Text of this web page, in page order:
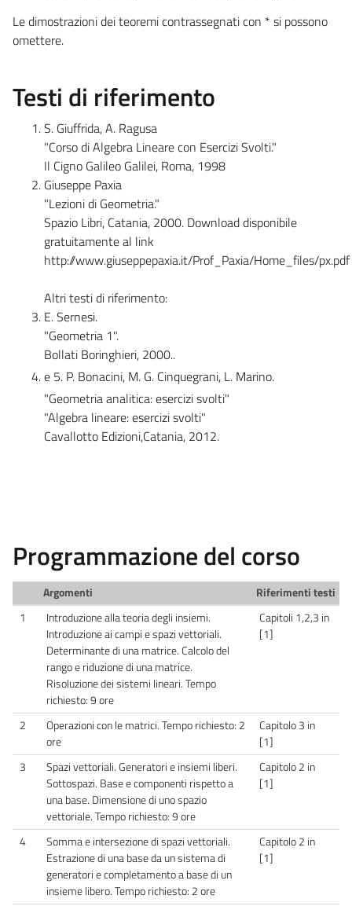
Le dimostrazioni dei teoremi contrassegnati con * si possono
omettere.
Testi di riferimento
S. Giuffrida, A. Ragusa
"Corso di Algebra Lineare con Esercizi Svolti."
Il Cigno Galileo Galilei, Roma, 1998
Giuseppe Paxia
"Lezioni di Geometria."
Spazio Libri, Catania, 2000. Download disponibile
gratuitamente al link
http://www.giuseppepaxia.it/Prof_Paxia/Home_files/px.pdf
Altri testi di riferimento:
E. Sernesi.
"Geometria 1".
Bollati Boringhieri, 2000..
e 5. P. Bonacini, M. G. Cinquegrani, L. Marino.
"Geometria analitica: esercizi svolti"
"Algebra lineare: esercizi svolti"
Cavallotto Edizioni,Catania, 2012.
Programmazione del corso
Argomenti
Riferimenti testi
1
Introduzione alla teoria degli insiemi.
Introduzione ai campi e spazi vettoriali.
Determinante di una matrice. Calcolo del
rango e riduzione di una matrice.
Risoluzione dei sistemi lineari. Tempo
richiesto: 9 ore
Capitoli 1,2,3 in
[1]
2
Operazioni con le matrici. Tempo richiesto: 2
ore
Capitolo 3 in
[1]
3
Spazi vettoriali. Generatori e insiemi liberi.
Sottospazi. Base e componenti rispetto a
una base. Dimensione di uno spazio
vettoriale. Tempo richiesto: 9 ore
Capitolo 2 in
[1]
4
Somma e intersezione di spazi vettoriali.
Estrazione di una base da un sistema di
generatori e completamento a base di un
insieme libero. Tempo richiesto: 2 ore
Capitolo 2 in
[1]